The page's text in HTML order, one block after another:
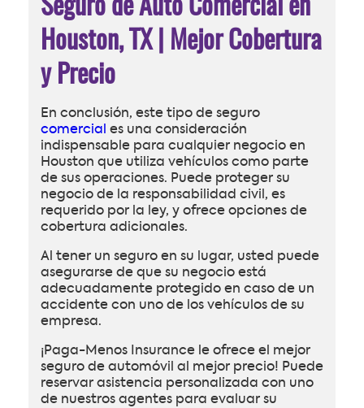
Seguro de Auto Comercial en
Houston, TX | Mejor Cobertura
y Precio
En conclusión, este tipo de seguro
comercial es una consideración
indispensable para cualquier negocio en
Houston que utiliza vehículos como parte
de sus operaciones. Puede proteger su
negocio de la responsabilidad civil, es
requerido por la ley, y ofrece opciones de
cobertura adicionales.
Al tener un seguro en su lugar, usted puede
asegurarse de que su negocio está
adecuadamente protegido en caso de un
accidente con uno de los vehículos de su
empresa.
¡Paga-Menos Insurance le ofrece el mejor
seguro de automóvil al mejor precio! Puede
reservar asistencia personalizada con uno
de nuestros agentes para evaluar su